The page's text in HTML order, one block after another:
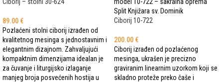
Ciborij – stolni 30-624
89.00 €
Pozlaćeni stolni ciborij izrađen od
kvalitetnog mesinga s jednostavnim i
elegantnim dizajnom. Zahvaljujući
kompaktnim dimenzijama idealan je
za čuvanje i liturgijsko izlaganje
manjeg broja posvećenih hostija u
Ciborij 10-722
200.00 €
Ciborij izrađen od pozlaćenog
mesinga, ukrašen je precizno
graviranim linearnim uzorkom koji se
skladno proteže preko čaše i